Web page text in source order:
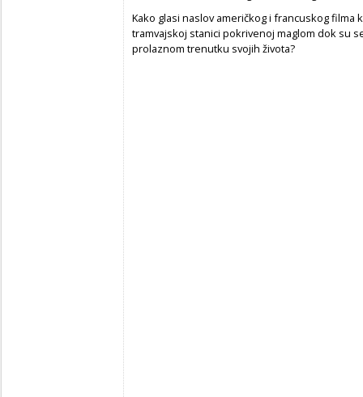
Kako glasi naslov američkog i francuskog filma
tramvajskoj stanici pokrivenoj maglom dok su
prolaznom trenutku svojih života?